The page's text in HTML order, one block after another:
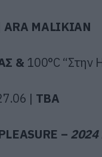
ARA MALIKIAN
& 100°C “Στην
| TBA
– 2024